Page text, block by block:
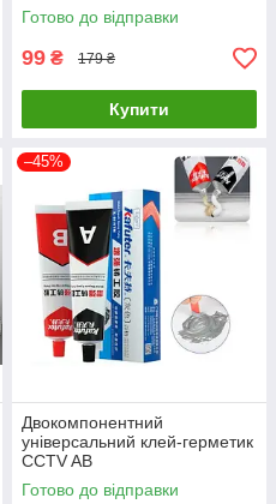
Готово до відправки
99 ₴ 179 ₴
Купити
–45%
Двокомпонентний
універсальний клей-герметик
CCTV AB
Готово до відправки